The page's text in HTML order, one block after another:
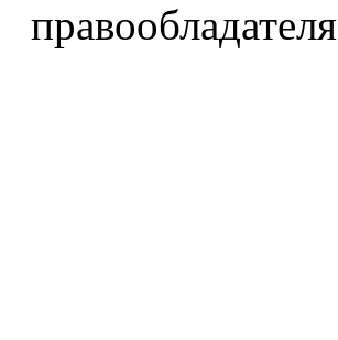
правообладателя